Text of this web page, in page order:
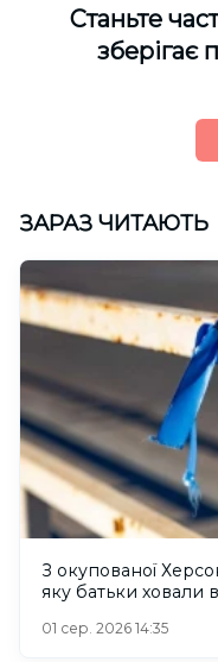
Cтаньте
зберігає
ЗАРАЗ ЧИТАЮТЬ
З окупованої
яку батьки ховали
01 сер. 2026 14:35